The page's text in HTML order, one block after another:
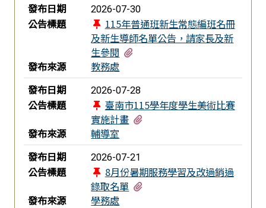
發布日期
2026-07-30
公告標題
115年普通班新生常態編班名冊
及新生導師名單公告，請家長及新
生參閱
發布來源
教務處
發布日期
2026-07-28
公告標題
臺南市115學年度學生美術比賽
實施計畫
發布來源
輔導室
發布日期
2026-07-21
公告標題
8月份暑期服務學習及改過銷過
錄取名單
發布來源
學務處